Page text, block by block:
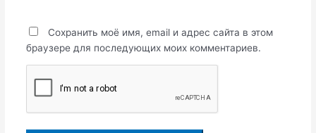
Сохранить моё имя, email и адрес сайта в этом
браузере для последующих моих комментариев.